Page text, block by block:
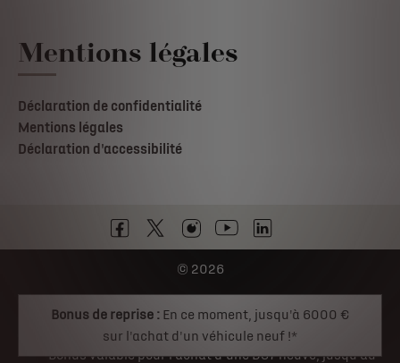
Bonus de reprise : En ce moment, jusqu'à 6000 €
sur l'achat d'un véhicule neuf !*
Mentions légales
Déclaration de confidentialité
Mentions légales
Déclaration d'accessibilité
© 2026
DS Automobiles
*Bonus valable pour l'achat d'une DS7 neuve, jusqu'au